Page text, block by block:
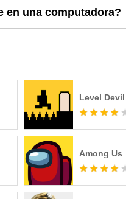
en una computadora?
Level Devil
Among Us